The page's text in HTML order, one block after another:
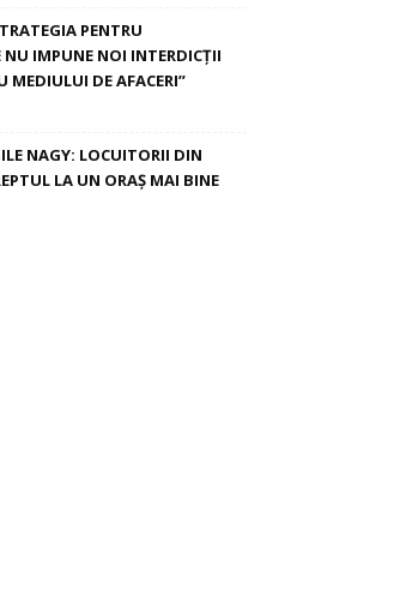
PENTRU
NU IMPUNE NOI INTERDICȚII
MEDIULUI DE AFACERI”
NAGY: LOCUITORII DIN
LA UN ORAȘ MAI BINE